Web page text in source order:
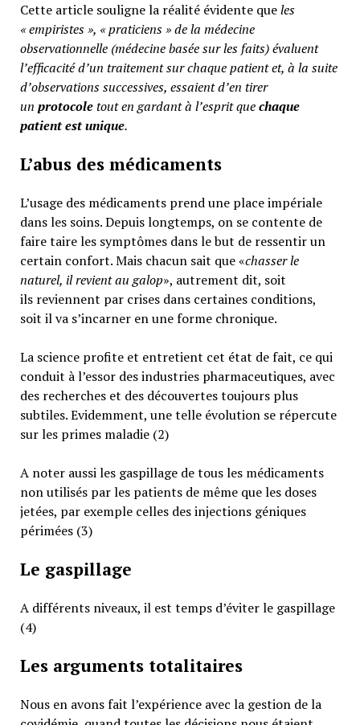
Cette article souligne la réalité évidente queles
« empiristes », « praticiens » de la médecine
observationnelle (médecine basée sur les faits) évaluent
l’efficacité d’un traitement sur chaque patient et, à la suite
d’observations successives, essaient d’en tirer
un protocoletout en gardant à l’esprit quechaque
patient est unique.
L’abus des médicaments
L’usage des médicaments prend une place impériale
dans les soins. Depuis longtemps, on se contente de
faire taire les symptômes dans le but de ressentir un
certain confort. Mais chacun sait que «chasser le
naturel, il revient au galop», autrement dit, soit
ils reviennent par crises dans certaines conditions,
soit il va s’incarner en une forme chronique.
La science profite et entretient cet état de fait, ce qui
conduit à l’essor des industries pharmaceutiques, avec
des recherches et des découvertes toujours plus
subtiles. Evidemment, une telle évolution se répercute
sur les primes maladie (2)
A noter aussi les gaspillage de tous les médicaments
non utilisés par les patients de même que les doses
jetées, par exemple celles des injections géniques
périmées (3)
Le gaspillage
A différents niveaux, il est temps d’éviter le gaspillage
(4)
Les arguments totalitaires
Nous en avons fait l’expérience avec la gestion de la